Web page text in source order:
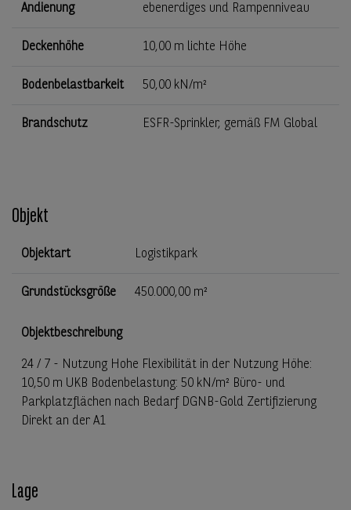
Andienung ebenerdiges und Rampenniveau
Deckenhöhe 10,00 m lichte Höhe
Bodenbelastbarkeit 50,00 kN/m²
Brandschutz ESFR-Sprinkler, gemäß FM Global
Objekt
Objektart Logistikpark
Grundstücksgröße 450.000,00 m²
Objektbeschreibung
24 / 7 - Nutzung Hohe Flexibilität in der Nutzung Höhe:
10,50 m UKB Bodenbelastung: 50 kN/m² Büro- und
Parkplatzflächen nach Bedarf DGNB-Gold Zertifizierung
Direkt an der A1
Lage